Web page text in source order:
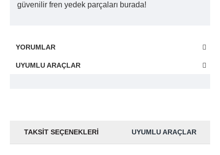
güvenilir fren yedek parçaları burada!
YORUMLAR
UYUMLU ARAÇLAR
TAKSIT SEÇENEKLERI UYUMLU ARAÇLAR